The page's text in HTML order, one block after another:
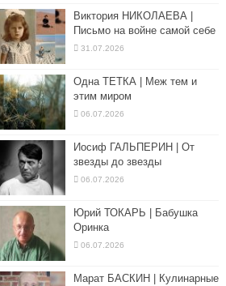
Виктория НИКОЛАЕВА |
Письмо на войне самой себе
31.07.2026
Одна ТЕТКА | Меж тем и
этим миром
06.07.2026
Иосиф ГАЛЬПЕРИН | От
звезды до звезды
06.07.2026
Юрий ТОКАРЬ | Бабушка
Оринка
06.07.2026
Марат БАСКИН | Кулинарные